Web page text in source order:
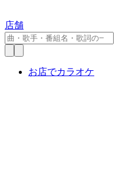
店舗
お店でカラオケ